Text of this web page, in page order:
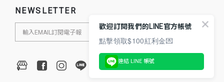
NEWSLETTER
歡迎訂閱我們的LINE官方帳號
點擊領取$100紅利金💌
連結 LINE 帳號